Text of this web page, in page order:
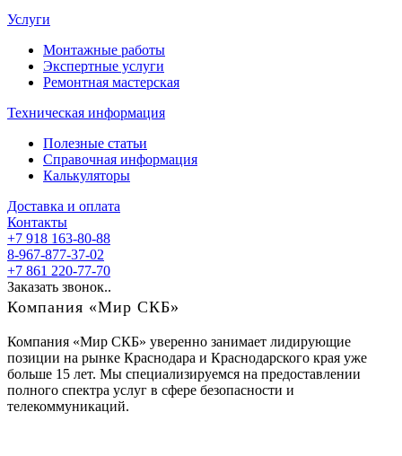
Услуги
Монтажные работы
Экспертные услуги
Ремонтная мастерская
Техническая информация
Полезные статьи
Справочная информация
Калькуляторы
Доставка и оплата
Контакты
+7 918 163-80-88
8-967-877-37-02
+7 861 220-77-70
Заказать звонок..
Компания «Мир СКБ»
Компания «Мир СКБ» уверенно занимает лидирующие
позиции на рынке Краснодара и Краснодарского края уже
больше 15 лет. Мы специализируемся на предоставлении
полного спектра услуг в сфере безопасности и
телекоммуникаций.